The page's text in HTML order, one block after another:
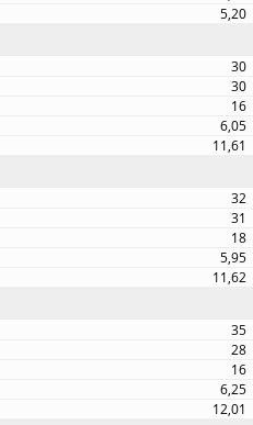
5,20
30
30
16
6,05
11,61
32
31
18
5,95
11,62
35
28
16
6,25
12,01